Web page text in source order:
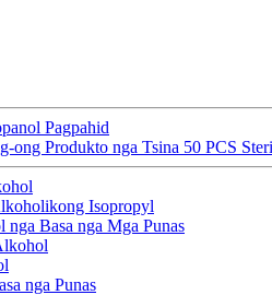
Pagpahid
ong Produkto nga Tsina 50 PCS
Isopropyl
Basa nga Mga Punas
nga Punas